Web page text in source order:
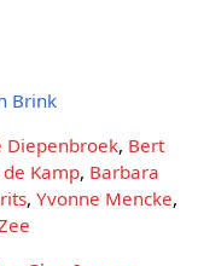
Brink
Diepenbroek, Bert
Kamp, Barbara
, Yvonne Mencke,